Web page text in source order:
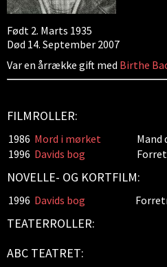
Født 2. Marts 1935
Død 14. September 2007
Var en årrække gift med Birthe
FILMROLLER:
1986 Mord i mørket
Mand
1996 Davids bog
NOVELLE- OG KORTFILM:
1996 Davids bog
TEATERROLLER:
ABC TEATRET: